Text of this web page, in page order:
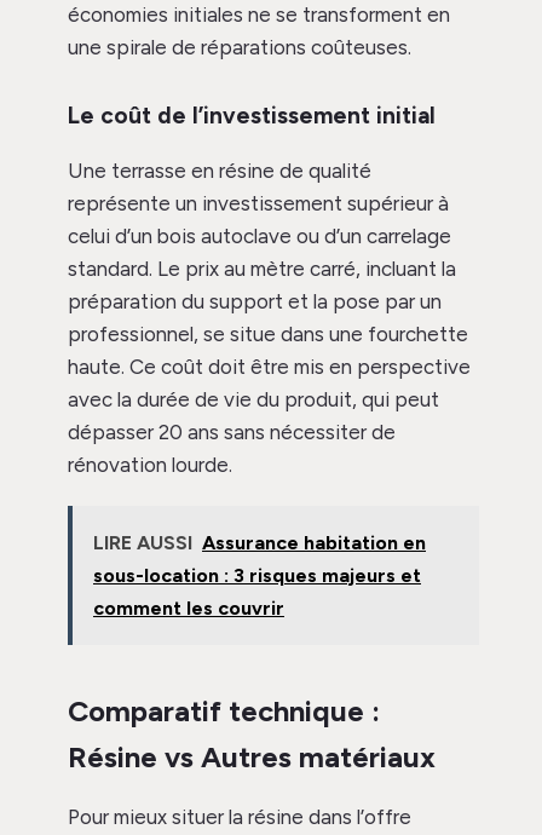
économies initiales ne se transforment en
une spirale de réparations coûteuses.
Le coût de l’investissement initial
Une terrasse en résine de qualité
représente un investissement supérieur à
celui d’un bois autoclave ou d’un carrelage
standard. Le prix au mètre carré, incluant la
préparation du support et la pose par un
professionnel, se situe dans une fourchette
haute. Ce coût doit être mis en perspective
avec la durée de vie du produit, qui peut
dépasser 20 ans sans nécessiter de
rénovation lourde.
LIRE AUSSI Assurance habitation en
sous-location : 3 risques majeurs et
comment les couvrir
Comparatif technique :
Résine vs Autres matériaux
Pour mieux situer la résine dans l’offre